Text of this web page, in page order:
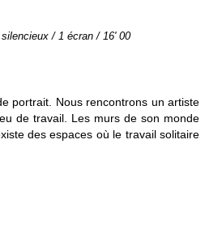
/ 1 écran / 16' 00
portrait. Nous rencontrons un artiste
de travail. Les murs de son monde
des espaces où le travail solitaire